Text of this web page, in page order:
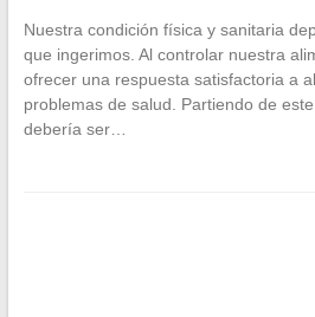
Nuestra condición física y sanitaria
que ingerimos. Al controlar nuestra
ofrecer una respuesta satisfactoria a
problemas de salud. Partiendo de
debería ser…